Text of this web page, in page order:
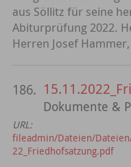
aus Söllitz für seine
Abiturprüfung 2022.
Herren Josef
186.
Dokumente &
URL:
fileadmin/Dateien/
22_Friedhofsatzung.pdf